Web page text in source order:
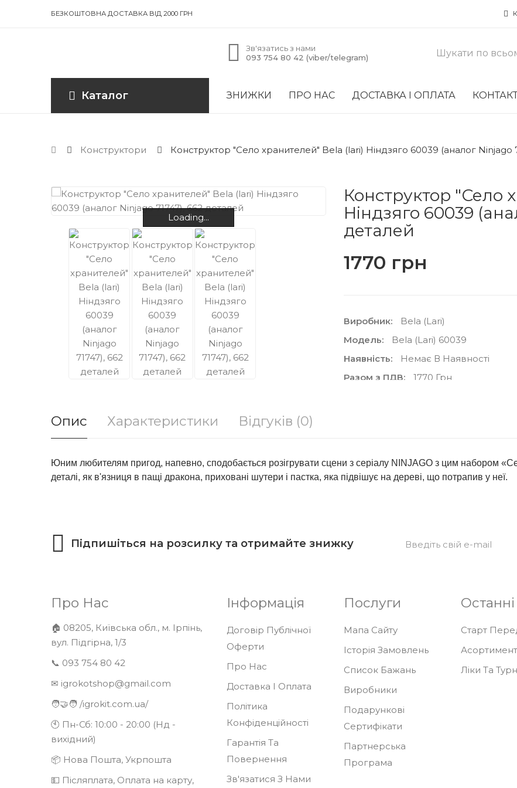
БЕЗКОШТОВНА ДОСТАВКА ВІД 2000 ГРН
Зв'язатись з нами
093 754 80 42 (viber/telegram)
Каталог ЗНИЖКИ ПРО НАС ДОСТАВКА І ОПЛАТА
Конструктори Конструктор "Село хранителей" Bela (lari) Ніндзяго 60039 (аналог Ninjago
Loading...
Loading...
Loading...
Loading...
Конструктор "Село
Ніндзяго 60039
деталей
1770 грн
Виробник:
Bela (lari)
Модель:
Bela (lari) 60039
Наявність:
Немає В Наявності
Разом з ПДВ:
1770 Грн
В Закладки
Опис Характеристики Відгуків (0)
Юним любителям пригод, напевно, сподобається розігрувати сцени з серіалу NINJAGO з цим набором
деталі, як в'язниця в пащі дракона, приховані шутери і пастка, яка підвішує на дереві, що потрапив у неї.
Підпишіться на розсилку та отримайте знижку
Про Нас
🏠 08205, Київська обл., м. Ірпінь,
вул. Підгірна, 1/3
📞 093 754 80 42
✉ igrokotshop@gmail.com
🧑‍🤝‍🧑 /igrokit.com.ua/
🕙 Пн-Сб: 10:00 - 20:00 (Нд -
вихідний)
📦 Нова Пошта, Укрпошта
💵 Післяплата, Оплата на карту,
Інформація
Договір Публічної
Оферти
Про Нас
Доставка І Оплата
Політика
Конфіденційності
Гарантія Та
Повернення
Зв'язатися З Нами
Послуги
Мапа Сайту
Історія Замовлень
Список Бажань
Виробники
Подарункові
Сертифікати
Партнерська
Програма
Старт
Асортимент
Ліки Та